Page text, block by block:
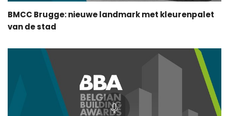
BMCC Brugge: nieuwe landmark met kleurenpalet
van de stad